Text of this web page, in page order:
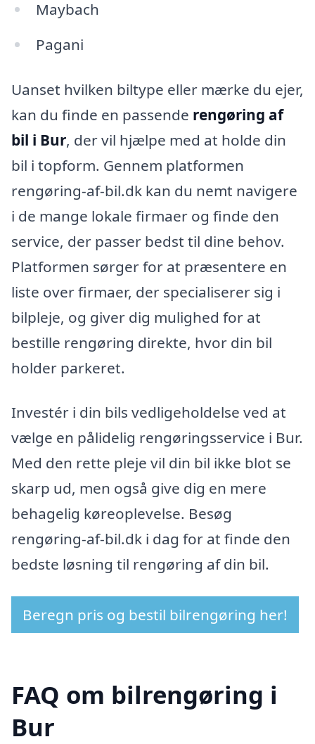
Maybach
Pagani
Uanset hvilken biltype eller mærke du ejer,
kan du finde en passende rengøring af
bil i Bur, der vil hjælpe med at holde din
bil i topform. Gennem platformen
rengøring-af-bil.dk kan du nemt navigere
i de mange lokale firmaer og finde den
service, der passer bedst til dine behov.
Platformen sørger for at præsentere en
liste over firmaer, der specialiserer sig i
bilpleje, og giver dig mulighed for at
bestille rengøring direkte, hvor din bil
holder parkeret.
Investér i din bils vedligeholdelse ved at
vælge en pålidelig rengøringsservice i Bur.
Med den rette pleje vil din bil ikke blot se
skarp ud, men også give dig en mere
behagelig køreoplevelse. Besøg
rengøring-af-bil.dk i dag for at finde den
bedste løsning til rengøring af din bil.
Beregn pris og bestil bilrengøring her!
FAQ om bilrengøring i
Bur